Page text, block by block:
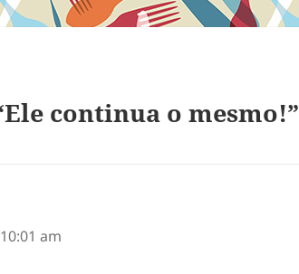
continua o mesmo!”
am